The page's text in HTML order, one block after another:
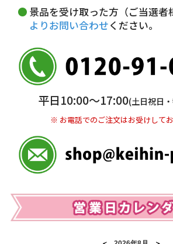
銀行振込(前払い)
普通 7263489
＜口座名＞ カ）ディー
※ 振込み手数料お客様ご負
景品を受け取った方（ご当選者
よりお問い合わせください。
平日10:00〜17:00(土日祝日
※ お電話でのご注文はお受けしてお